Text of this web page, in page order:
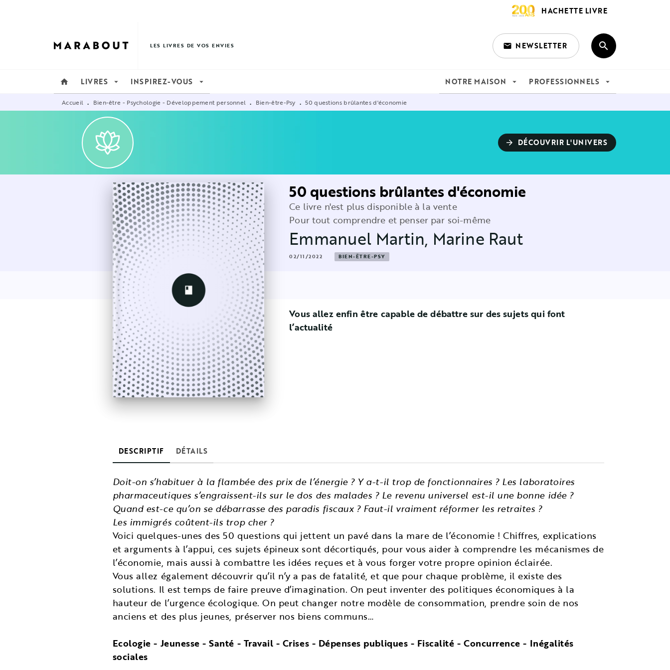
HACHETTE LIVRE
LES LIVRES DE VOS ENVIES email NEWSLETTER search
home LIVRES arrow_drop_down INSPIREZ-VOUS arrow_drop_down NOTRE MAISON arrow_drop_down PROFESSIONNELS arrow_drop_down
Accueil • Bien-être - Psychologie - Développement personnel • Bien-être-Psy • 50 questions brûlantes d'économie
arrow_forward DÉCOUVRIR L'UNIVERS
50 questions brûlantes d'économie
Ce livre n'est plus disponible à la vente
Pour tout comprendre et penser par soi-même
Emmanuel Martin, Marine Raut
02/11/2022 BIEN-ÊTRE-PSY
Vous allez enfin être capable de débattre sur des sujets qui font
l’actualité
DESCRIPTIF DÉTAILS
Doit-on s’habituer à la flambée des prix de l’énergie ? Y a-t-il trop de fonctionnaires ? Les laboratoires
pharmaceutiques s’engraissent-ils sur le dos des malades ? Le revenu universel est-il une bonne idée ?
Quand est-ce qu’on se débarrasse des paradis fiscaux ? Faut-il vraiment réformer les retraites ?
Les immigrés coûtent-ils trop cher ?
Voici quelques-unes des 50 questions qui jettent un pavé dans la mare de l’économie ! Chiffres, explications
et arguments à l’appui, ces sujets épineux sont décortiqués, pour vous aider à comprendre les mécanismes de
l’économie, mais aussi à combattre les idées reçues et à vous forger votre propre opinion éclairée.
Vous allez également découvrir qu’il n’y a pas de fatalité, et que pour chaque problème, il existe des
solutions. Il est temps de faire preuve d’imagination. On peut inventer des politiques économiques à la
hauteur de l’urgence écologique. On peut changer notre modèle de consommation, prendre soin de nos
anciens et des plus jeunes, préserver nos biens communs…
Ecologie - Jeunesse - Santé - Travail - Crises - Dépenses publiques - Fiscalité - Concurrence - Inégalités
sociales